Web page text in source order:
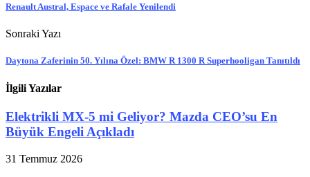
Renault Austral, Espace ve Rafale Yenilendi
Sonraki Yazı
Daytona Zaferinin 50. Yılına Özel: BMW R 1300 R Superhooligan Tanıtıldı
İlgili Yazılar
Elektrikli MX-5 mi Geliyor? Mazda CEO’su En
Büyük Engeli Açıkladı
31 Temmuz 2026